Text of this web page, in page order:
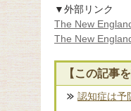
▼外部リンク
The New
The New
【この記事
認知症は予